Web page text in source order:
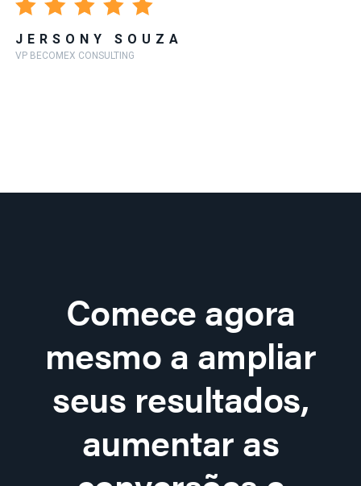
JERSONY SOUZA
VP BECOMEX CONSULTING
Comece agora
mesmo a ampliar
seus resultados,
aumentar as